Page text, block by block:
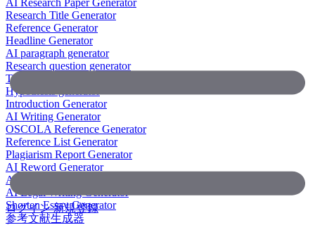
AI Research Paper Generator
Research Title Generator
Reference Generator
Headline Generator
AI paragraph generator
Research question generator
Thesis paragraph generator
Hypothesis generator
Introduction Generator
AI Writing Generator
OSCOLA Reference Generator
Reference List Generator
Plagiarism Report Generator
AI Reword Generator
AI Bullet Point Generator
AI Legal Writing Generator
Shorten Essay Generator
参考文献生成器
ログイン新規登録